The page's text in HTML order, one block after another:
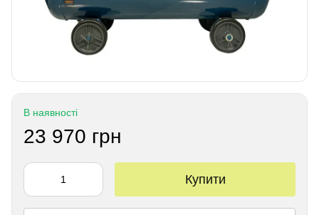
В наявності
23 970 грн
Купити